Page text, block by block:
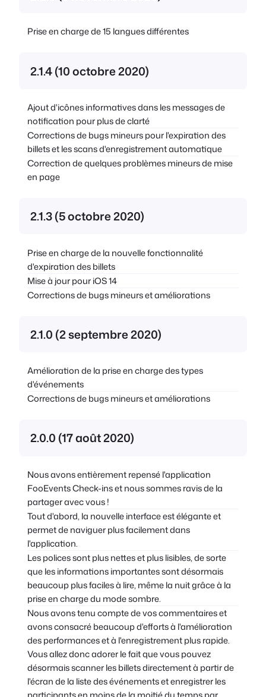
Prise en charge de 15 langues différentes
2.1.4 (10 octobre 2020)
Ajout d'icônes informatives dans les messages de
notification pour plus de clarté
Corrections de bugs mineurs pour l'expiration des
billets et les scans d'enregistrement automatique
Correction de quelques problèmes mineurs de mise
en page
2.1.3 (5 octobre 2020)
Prise en charge de la nouvelle fonctionnalité
d'expiration des billets
Mise à jour pour iOS 14
Corrections de bugs mineurs et améliorations
2.1.0 (2 septembre 2020)
Amélioration de la prise en charge des types
d'événements
Corrections de bugs mineurs et améliorations
2.0.0 (17 août 2020)
Nous avons entièrement repensé l'application
FooEvents Check-ins et nous sommes ravis de la
partager avec vous !
Tout d'abord, la nouvelle interface est élégante et
permet de naviguer plus facilement dans
l'application.
Les polices sont plus nettes et plus lisibles, de sorte
que les informations importantes sont désormais
beaucoup plus faciles à lire, même la nuit grâce à la
prise en charge du mode sombre.
Nous avons tenu compte de vos commentaires et
avons consacré beaucoup d'efforts à l'amélioration
des performances et à l'enregistrement plus rapide.
Vous allez donc adorer le fait que vous pouvez
désormais scanner les billets directement à partir de
l'écran de la liste des événements et enregistrer les